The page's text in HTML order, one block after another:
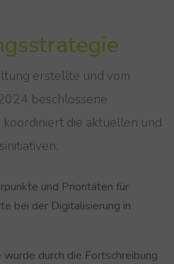
erstellte und vom
beschlossene
die aktuellen und
und Prioritäten für
bei der Digitalisierung in
durch die Fortschreibung